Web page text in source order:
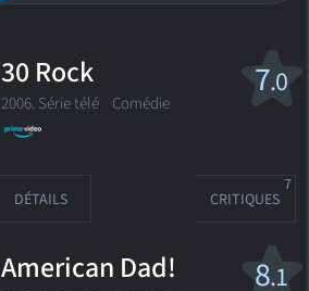
7.0
30 Rock
2006. Série télé Comédie
DÉTAILS CRITIQUES
7
8.1
American Dad!